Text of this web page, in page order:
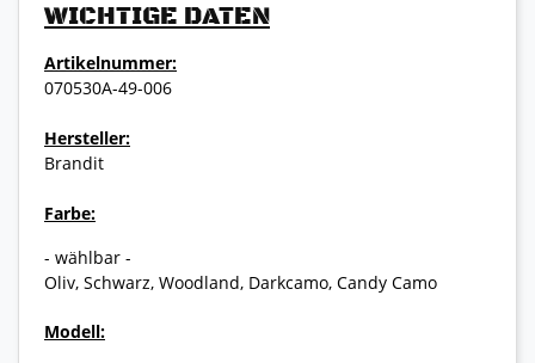
WICHTIGE DATEN
Artikelnummer:
070530A-49-006
Hersteller:
Brandit
Farbe:
- wählbar -
Oliv, Schwarz, Woodland, Darkcamo, Candy Camo
Modell: